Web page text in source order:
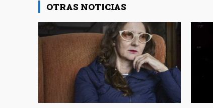
OTRAS NOTICIAS